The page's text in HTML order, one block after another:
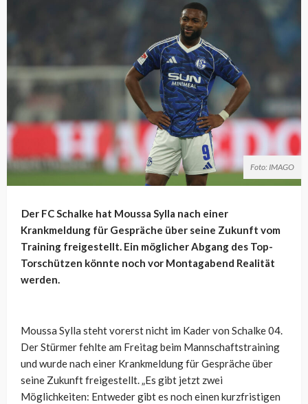
Foto: IMAGO
Der FC Schalke hat Moussa Sylla nach einer
Krankmeldung für Gespräche über seine Zukunft vom
Training freigestellt. Ein möglicher Abgang des Top-
Torschützen könnte noch vor Montagabend Realität
werden.
Moussa Sylla steht vorerst nicht im Kader von Schalke 04.
Der Stürmer fehlte am Freitag beim Mannschaftstraining
und wurde nach einer Krankmeldung für Gespräche über
seine Zukunft freigestellt. „Es gibt jetzt zwei
Möglichkeiten: Entweder gibt es noch einen kurzfristigen